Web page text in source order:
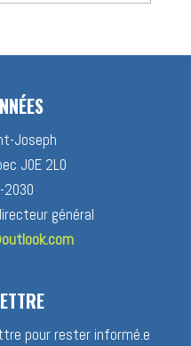
Joseph
J0E 2L0
général
pour rester informé.e